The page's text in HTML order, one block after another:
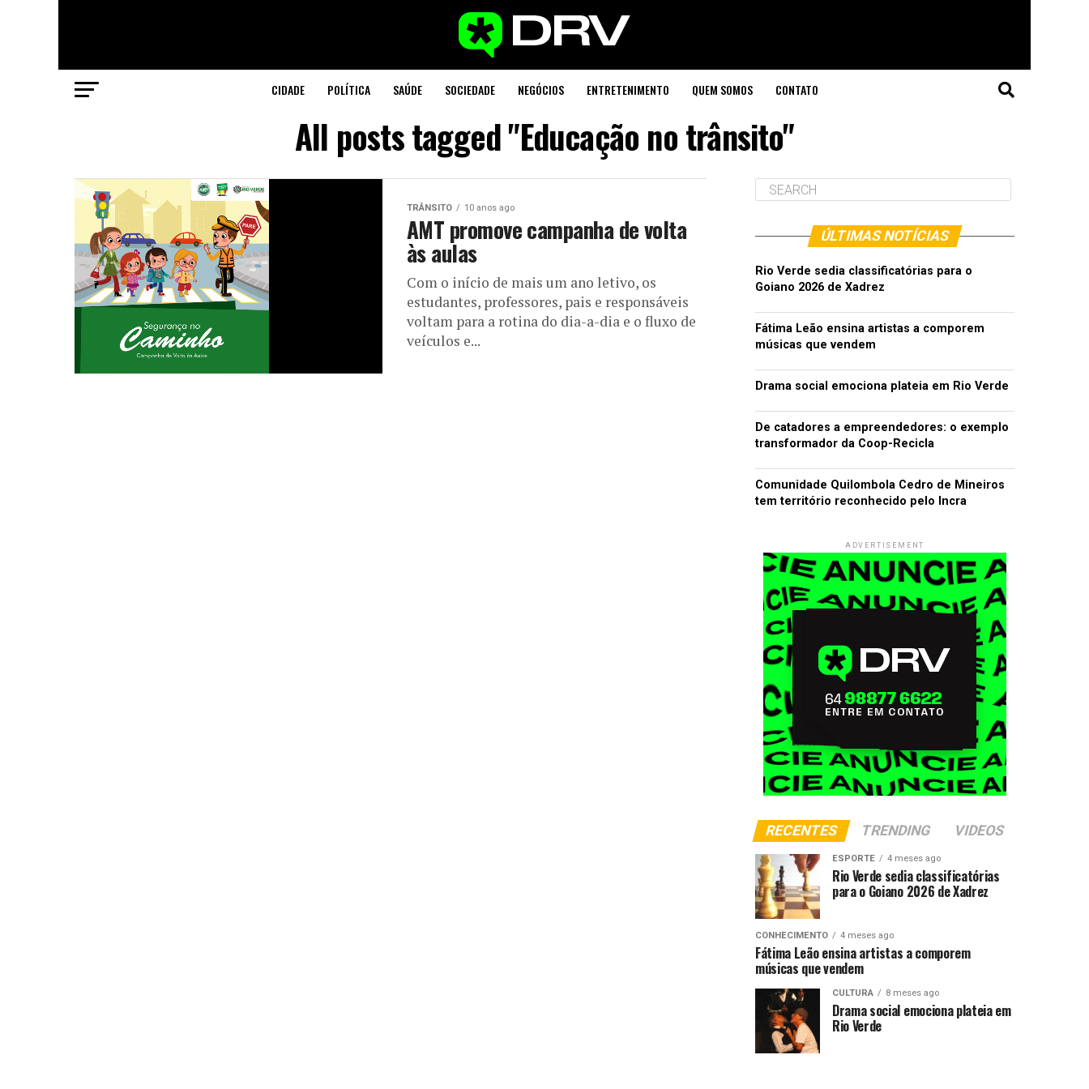
CIDADE POLÍTICA SAÚDE SOCIEDADE NEGÓCIOS ENTRETENIMENTO QUEM SOMOS CONTATO
All posts tagged "Educação no trânsito"
TRÂNSITO 10 anos ago
AMT promove campanha de volta
às aulas
Com o início de mais um ano letivo, os
estudantes, professores, pais e responsáveis
voltam para a rotina do dia-a-dia e o fluxo de
veículos e...
ÚLTIMAS NOTÍCIAS
Rio Verde sedia classificatórias para o
Goiano 2026 de Xadrez
Fátima Leão ensina artistas a comporem
músicas que vendem
Drama social emociona plateia em Rio Verde
De catadores a empreendedores: o exemplo
transformador da Coop-Recicla
Comunidade Quilombola Cedro de Mineiros
tem território reconhecido pelo Incra
ADVERTISEMENT
RECENTES TRENDING VIDEOS
ESPORTE 4 meses ago
Rio Verde sedia classificatórias
para o Goiano 2026 de Xadrez
CONHECIMENTO 4 meses ago
Fátima Leão ensina artistas a comporem
músicas que vendem
CULTURA 8 meses ago
Drama social emociona plateia em
Rio Verde